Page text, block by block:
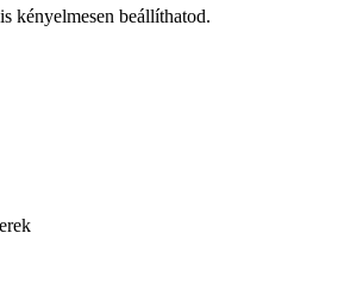
kényelmesen beállíthatod.